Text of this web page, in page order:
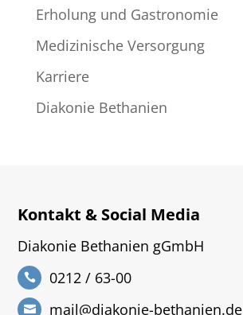
Erholung und Gastronomie
Medizinische Versorgung
Karriere
Diakonie Bethanien
Kontakt & Social Media
Diakonie Bethanien gGmbH
0212 / 63-00
mail@diakonie-bethanien.de